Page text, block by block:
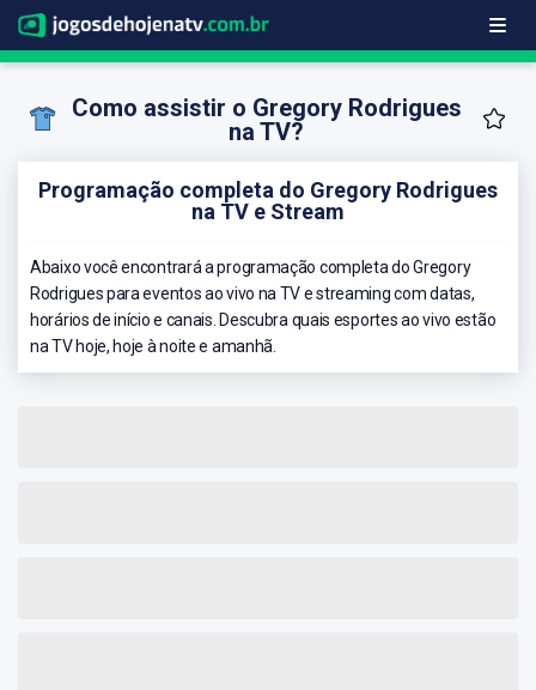
Como assistir o Gregory Rodrigues
na TV?
Programação completa do Gregory Rodrigues
na TV e Stream
Abaixo você encontrará a programação completa do Gregory
Rodrigues para eventos ao vivo na TV e streaming com datas,
horários de início e canais. Descubra quais esportes ao vivo estão
na TV hoje, hoje à noite e amanhã.